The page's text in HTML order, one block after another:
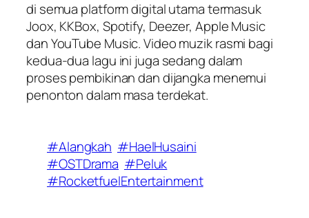
di semua platform digital utama termasuk
Joox, KKBox, Spotify, Deezer, Apple Music
dan YouTube Music. Video muzik rasmi bagi
kedua-dua lagu ini juga sedang dalam
proses pembikinan dan dijangka menemui
penonton dalam masa terdekat.
#Alangkah #HaelHusaini
#OSTDrama #Peluk
#RocketfuelEntertainment